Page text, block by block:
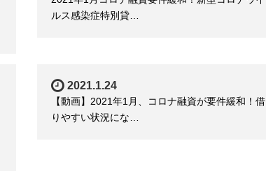
ルス感染症特別貸…
2021.1.24
【動画】2021年1月、コロナ融資が要件緩和！借
りやすい状況にな…